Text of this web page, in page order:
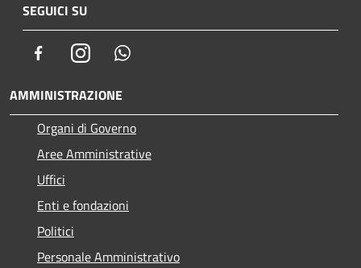
SEGUICI SU
FacebookInstagram
AMMINISTRAZIONE
Organi di Governo
Aree Amministrative
Uffici
Enti e fondazioni
Politici
Personale Amministrativo